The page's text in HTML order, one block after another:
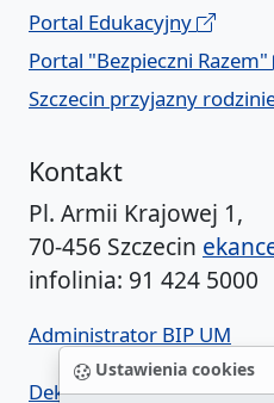
Ustawienia cookies
Portal Edukacyjny
Portal "Bezpieczni Razem"
Szczecin przyjazny
Kontakt
Pl. Armii Krajowej 1,
70-456 Szczecin
infolinia: 91 424 5000
Administrator BIP UM
Deklaracja dostępności